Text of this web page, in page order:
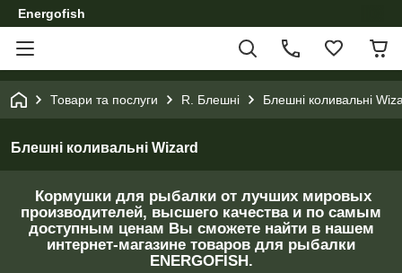
Energofish
Товари та послуги R. Блешні Блешні коливальні
Блешні коливальні Wizard
Кормушки для рыбалки от лучших мировых
производителей, высшего качества и по самым
доступным ценам Вы сможете найти в нашем
интернет-магазине товаров для рыбалки
ENERGOFISH.